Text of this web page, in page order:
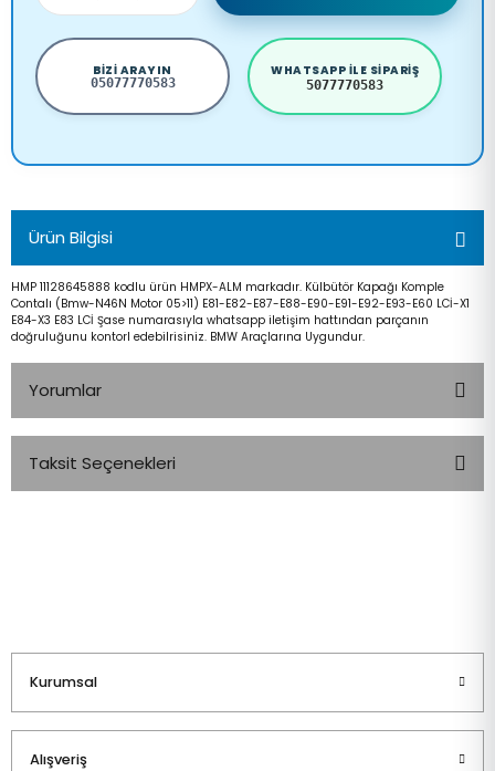
BIZI ARAYIN
05077770583
WHATSAPP ILE SIPARIŞ
5077770583
Ürün Bilgisi
HMP 11128645888 kodlu ürün HMPX-ALM markadır. Külbütör Kapağı Komple
Contalı (Bmw-N46N Motor 05>11) E81-E82-E87-E88-E90-E91-E92-E93-E60 LCİ-X1
E84-X3 E83 LCİ Şase numarasıyla whatsapp iletişim hattından parçanın
doğruluğunu kontorl edebilrisiniz. BMW Araçlarına Uygundur.
Yorumlar
Taksit Seçenekleri
Kurumsal
Alışveriş